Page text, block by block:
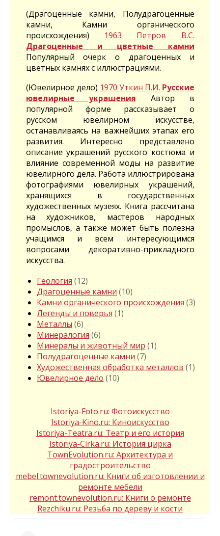
(Драгоценные камни, Полудрагоценные
камни, Камни органического
происхождения) 1963 Петров В.С.
Драгоценные и цветные камни
Популярный очерк о драгоценных и
цветных камнях с иллюстрациями.
(Ювелирное дело) 1970 Уткин П.И. Русские
ювелирные украшения Автор в
популярной форме рассказывает о
русском ювелирном искусстве,
останавливаясь на важнейших этапах его
развития. Интересно представлено
описание украшений русского костюма и
влияние современной моды на развитие
ювелирного дела. Работа иллюстрирована
фотографиями ювелирных украшений,
хранящихся в государственных
художественных музеях. Книга рассчитана
на художников, мастеров народных
промыслов, а также может быть полезна
учащимся и всем интересующимся
вопросами декоративно-прикладного
искусства.
Геология (12)
Драгоценные камни (10)
Камни органического происхождения (3)
Легенды и поверья (1)
Металлы (6)
Минералогия (6)
Минералы и животный мир (1)
Полудрагоценные камни (7)
Художественная обработка металлов (1)
Ювелирное дело (10)
Istoriya-Foto.ru: Фотоискусство
Istoriya-Kino.ru: Киноискусство
Istoriya-Teatra.ru: Театр и его история
Istoriya-Cirka.ru: История цирка
TownEvolution.ru: Архитектура и
градостроительство
mebel.townevolution.ru: Книги об изготовлении и
ремонте мебели
remont.townevolution.ru: Книги о ремонте
Rezchiku.ru: Резьба по дереву и кости